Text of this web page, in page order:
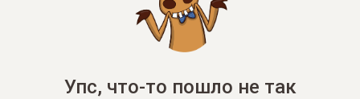
Упс, что-то пошло не так